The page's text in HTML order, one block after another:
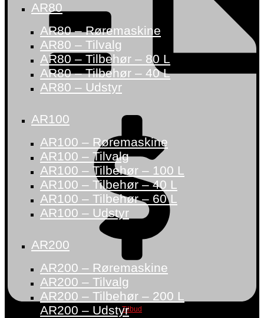
Tilbud
AR80
AR80 – Røremaskine
AR80 – Tilvalg
AR80 – Tilbehør – 80 L
AR80 – Tilbehør – 40 L
AR80 – Udstyr
AR100
AR100 – Røremaskine
AR100 – Tilvalg
AR100 – Tilbehør – 100 L
AR100 – Tilbehør – 40 L
AR100 – Tilbehør – 60 L
AR100 – Udstyr
AR200
AR200 – Røremaskine
AR200 – Tilvalg
AR200 – Tilbehør – 200 L
AR200 – Udstyr